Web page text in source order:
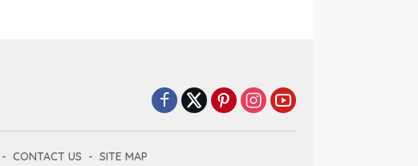
CONTACT US SITE MAP